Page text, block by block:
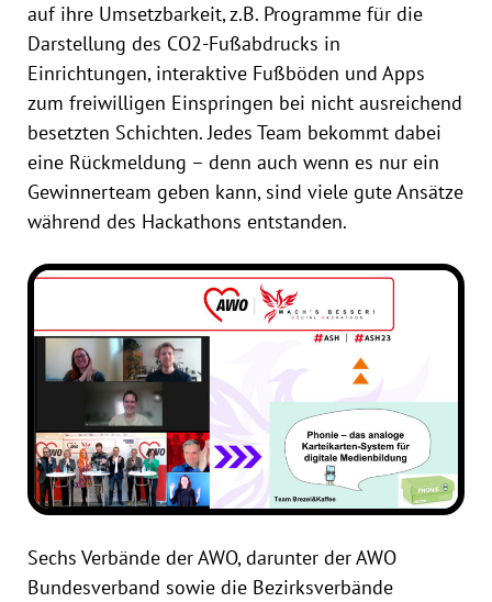
auf ihre Umsetzbarkeit, z.B. Programme für die
Darstellung des CO2-Fußabdrucks in
Einrichtungen, interaktive Fußböden und Apps
zum freiwilligen Einspringen bei nicht ausreichend
besetzten Schichten. Jedes Team bekommt dabei
eine Rückmeldung – denn auch wenn es nur ein
Gewinnerteam geben kann, sind viele gute Ansätze
während des Hackathons entstanden.
Sechs Verbände der AWO, darunter der AWO
Bundesverband sowie die Bezirksverbände